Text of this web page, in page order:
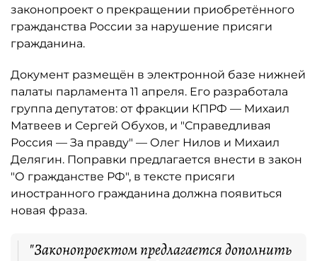
законопроект о прекращении приобретённого
гражданства России за нарушение присяги
гражданина.
Документ размещён в электронной базе нижней
палаты парламента 11 апреля. Его разработала
группа депутатов: от фракции КПРФ — Михаил
Матвеев и Сергей Обухов, и "Справедливая
Россия — За правду" — Олег Нилов и Михаил
Делягин. Поправки предлагается внести в закон
"О гражданстве РФ", в тексте присяги
иностранного гражданина должна появиться
новая фраза.
"Законопроектом предлагается дополнить